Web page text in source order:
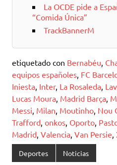
La OCDE pide a
“Comida Única”
TrackBannerM
etiquetado con Bernabéu,
equipos españoles, FC
Iniesta, Inter, La Rosaleda,
Lucas Moura, Madrid Barça,
Messi, Milan, Moutinho, Nou
Trafford, onkos, Oporto,
Madrid, Valencia, Van Persie,
Deportes Noticias